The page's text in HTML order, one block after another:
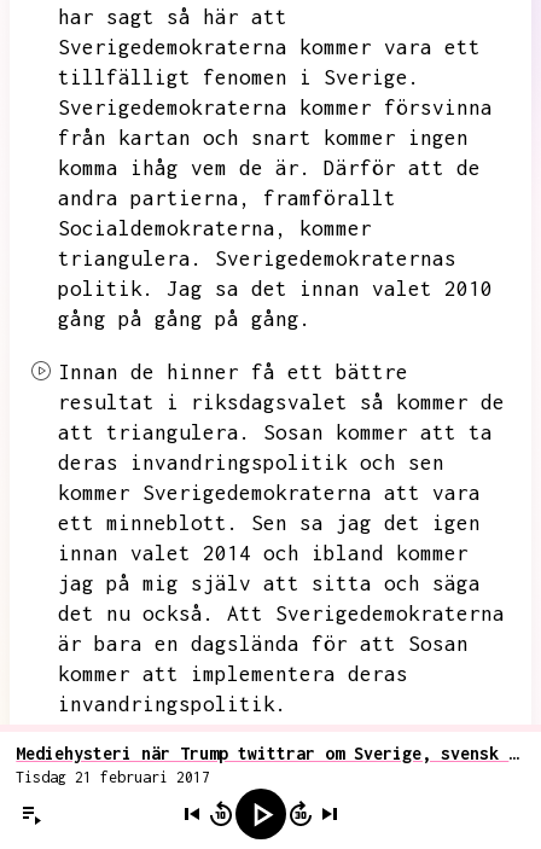
har sagt så här att
Sverigedemokraterna kommer vara ett
tillfälligt fenomen i Sverige.
Sverigedemokraterna kommer försvinna
från kartan och snart kommer ingen
komma ihåg vem de är.
Därför att de
andra partierna,
framförallt
Socialdemokraterna,
kommer
triangulera.
Sverigedemokraternas
politik.
Jag sa det innan valet 2010
gång på gång på gång.
Innan de hinner få ett bättre
resultat i riksdagsvalet så kommer de
att triangulera.
Sosan kommer att ta
deras invandringspolitik och sen
kommer Sverigedemokraterna att vara
ett minneblott.
Sen sa jag det igen
innan valet 2014 och ibland kommer
jag på mig själv att sitta och säga
det nu också.
Att Sverigedemokraterna
är bara en dagslända för att Sosan
kommer att implementera deras
invandringspolitik.
Tack till elever och personal vid
SOS-sändningen.
Och det är det som
borde hända i mitt huvud.
Mediehysteri när Trump twittrar om Sverige, svensk elit maktlös inför omvärldens granskning
Tisdag 21 februari 2017